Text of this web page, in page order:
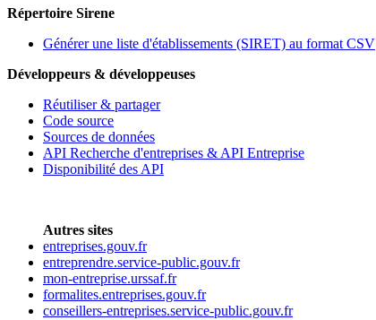
Répertoire Sirene
Générer une liste d'établissements (SIRET) au format CSV
Développeurs & développeuses
Réutiliser & partager
Code source
Sources de données
API Recherche d'entreprises & API Entreprise
Disponibilité des API
Autres sites
entreprises.gouv.fr
entreprendre.service-public.gouv.fr
mon-entreprise.urssaf.fr
formalites.entreprises.gouv.fr
conseillers-entreprises.service-public.gouv.fr